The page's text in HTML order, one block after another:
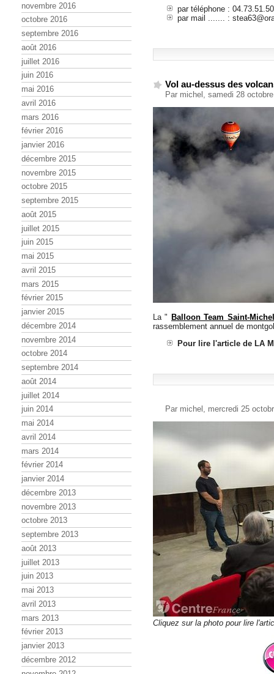
par téléphone :
par mail ....... :
Vol au-dessus des
Par michel, samedi 28
La " Balloon Team Saint-Michel
rassemblement annuel de
Pour lire l'article de LA
Par michel, mercredi 25
Cliquez sur la photo pour lire
novembre 2016
octobre 2016
septembre 2016
août 2016
juillet 2016
juin 2016
mai 2016
avril 2016
mars 2016
février 2016
janvier 2016
décembre 2015
novembre 2015
octobre 2015
septembre 2015
août 2015
juillet 2015
juin 2015
mai 2015
avril 2015
mars 2015
février 2015
janvier 2015
décembre 2014
novembre 2014
octobre 2014
septembre 2014
août 2014
juillet 2014
juin 2014
mai 2014
avril 2014
mars 2014
février 2014
janvier 2014
décembre 2013
novembre 2013
octobre 2013
septembre 2013
août 2013
juillet 2013
juin 2013
mai 2013
avril 2013
mars 2013
février 2013
janvier 2013
décembre 2012